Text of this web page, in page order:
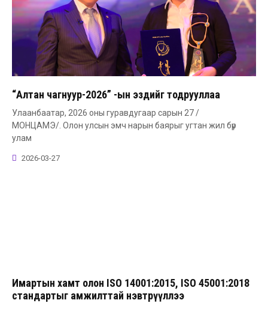
“Алтан чагнуур-2026” -ын эздийг тодрууллаа
Улаанбаатар, 2026 оны гуравдугаар сарын 27 /
МОНЦАМЭ/. Олон улсын эмч нарын баярыг угтан жил бүр
улам
2026-03-27
Имартын хамт олон ISO 14001:2015, ISO 45001:2018
стандартыг амжилттай нэвтрүүллээ